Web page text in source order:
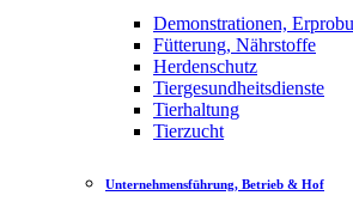
Demonstrationen,
Fütterung, Nährstoffe
Herdenschutz
Tiergesundheitsdienste
Tierhaltung
Tierzucht
Unternehmensführung, Betrieb & Hof